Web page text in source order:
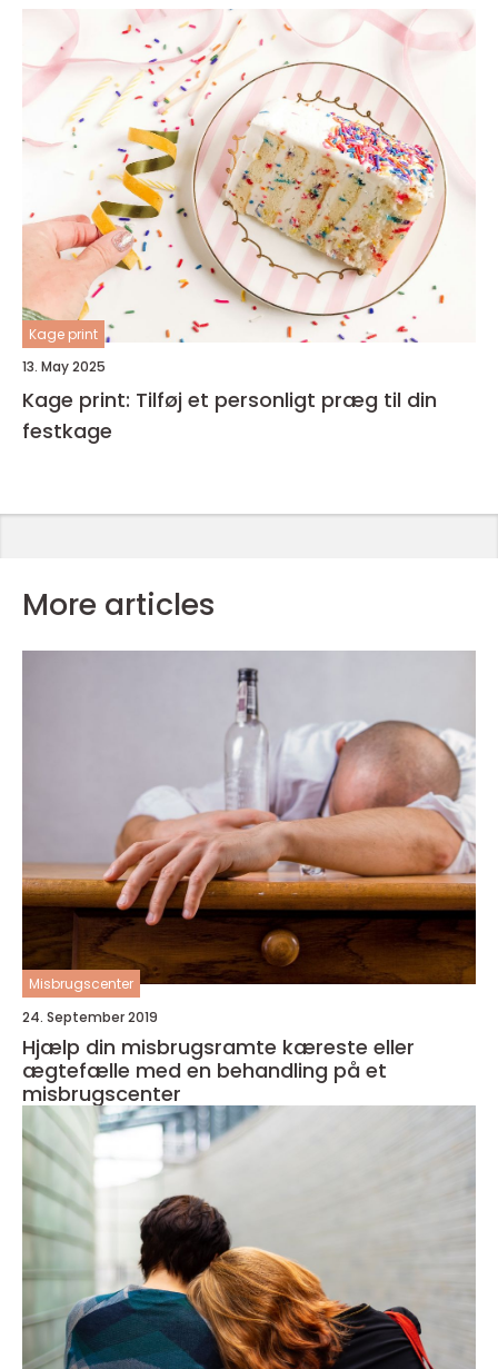
Kage print
13. May 2025
Kage print: Tilføj et personligt præg til din
festkage
More articles
Misbrugscenter
24. September 2019
Hjælp din misbrugsramte kæreste eller
ægtefælle med en behandling på et
misbrugscenter